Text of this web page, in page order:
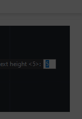
Read More